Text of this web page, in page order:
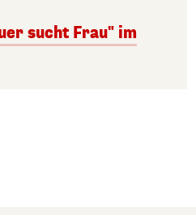
sucht Frau" im